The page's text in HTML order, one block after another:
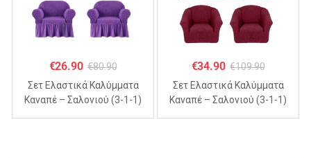
€26.90 €80.90
Σετ Ελαστικά Καλύμματα
Καναπέ – Σαλονιού (3-1-1)
€34.90 €109.90
Σετ Ελαστικά Καλύμματα
Καναπέ – Σαλονιού (3-1-1)